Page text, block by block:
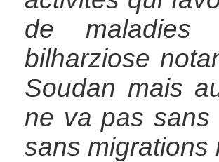
de
bilharziose
Soudan mais
ne va pas sans
sans migrations